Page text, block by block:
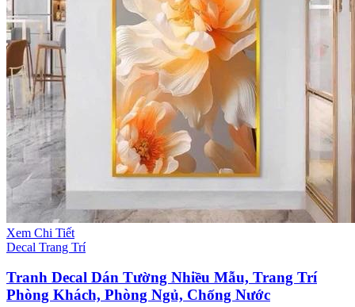
Xem Chi Tiết
Decal Trang Trí
Tranh Decal Dán Tường Nhiều Mẫu, Trang Trí
Phòng Khách, Phòng Ngủ, Chống Nước